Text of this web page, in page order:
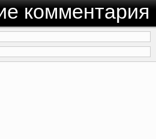
комментария